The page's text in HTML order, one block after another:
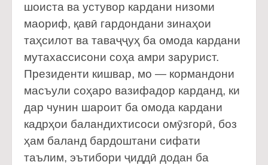
шоиста ва устувор кардани низоми
маориф, қавӣ гардондани зинаҳои
таҳсилот ва таваҷҷуҳ ба омода кардани
мутахассисони соҳа амри зарурист.
Президенти кишвар, мо — кормандони
масъули соҳаро вазифадор карданд, ки
дар чунин шароит ба омода кардани
кадрҳои баландихтисоси омӯзгорӣ, боз
ҳам баланд бардоштани сифати
таълим, эътибори ҷиддӣ додан ба